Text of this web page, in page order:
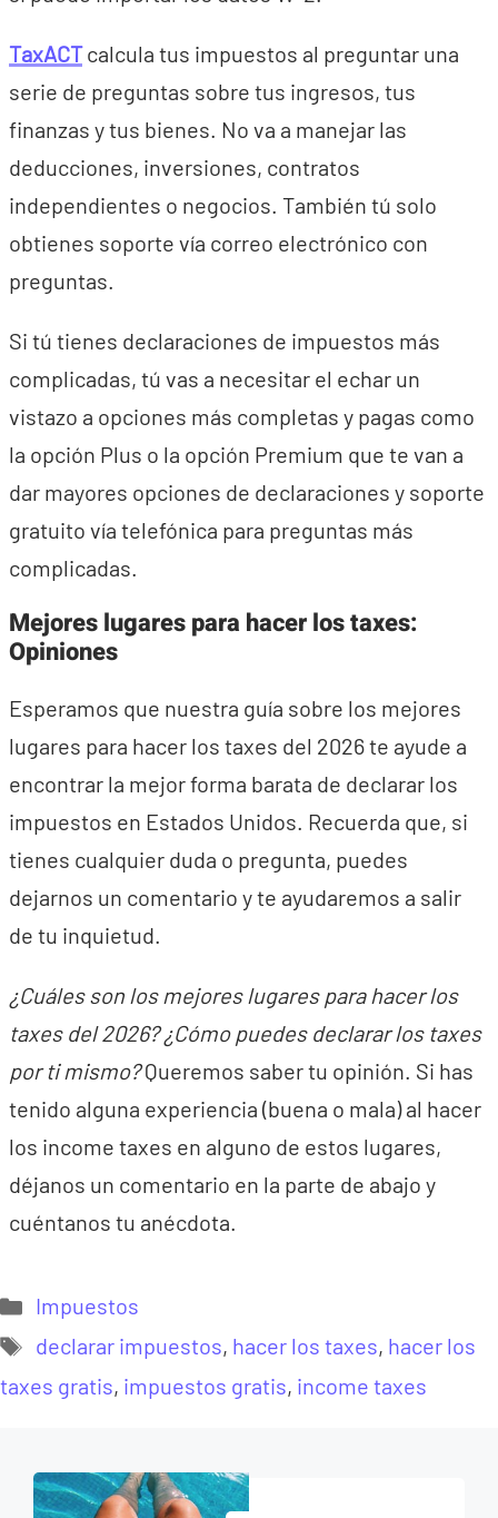
TaxACTcalcula tus impuestos al preguntar una
serie de preguntas sobre tus ingresos, tus
finanzas y tus bienes. No va a manejar las
deducciones, inversiones, contratos
independientes o negocios. También tú solo
obtienes soporte vía correo electrónico con
preguntas.
Si tú tienes declaraciones de impuestos más
complicadas, tú vas a necesitar el echar un
vistazo a opciones más completas y pagas como
la opción Plus o la opción Premium que te van a
dar mayores opciones de declaraciones y soporte
gratuito vía telefónica para preguntas más
complicadas.
Mejores lugares para hacer los taxes:
Opiniones
Esperamos que nuestra guía sobre los mejores
lugares para hacer los taxes del 2026 te ayude a
encontrar la mejor forma barata de declarar los
impuestos en Estados Unidos. Recuerda que, si
tienes cualquier duda o pregunta, puedes
dejarnos un comentario y te ayudaremos a salir
de tu inquietud.
¿Cuáles son los mejores lugares para hacer los
taxes del 2026? ¿Cómo puedes declarar los taxes
por ti mismo?Queremos saber tu opinión. Si has
tenido alguna experiencia (buena o mala) al hacer
los income taxes en alguno de estos lugares,
déjanos un comentario en la parte de abajo y
cuéntanos tu anécdota.
Categorías
Impuestos
Etiquetas
declarar impuestos, hacer los taxes, hacer los
taxes gratis, impuestos gratis, income taxes